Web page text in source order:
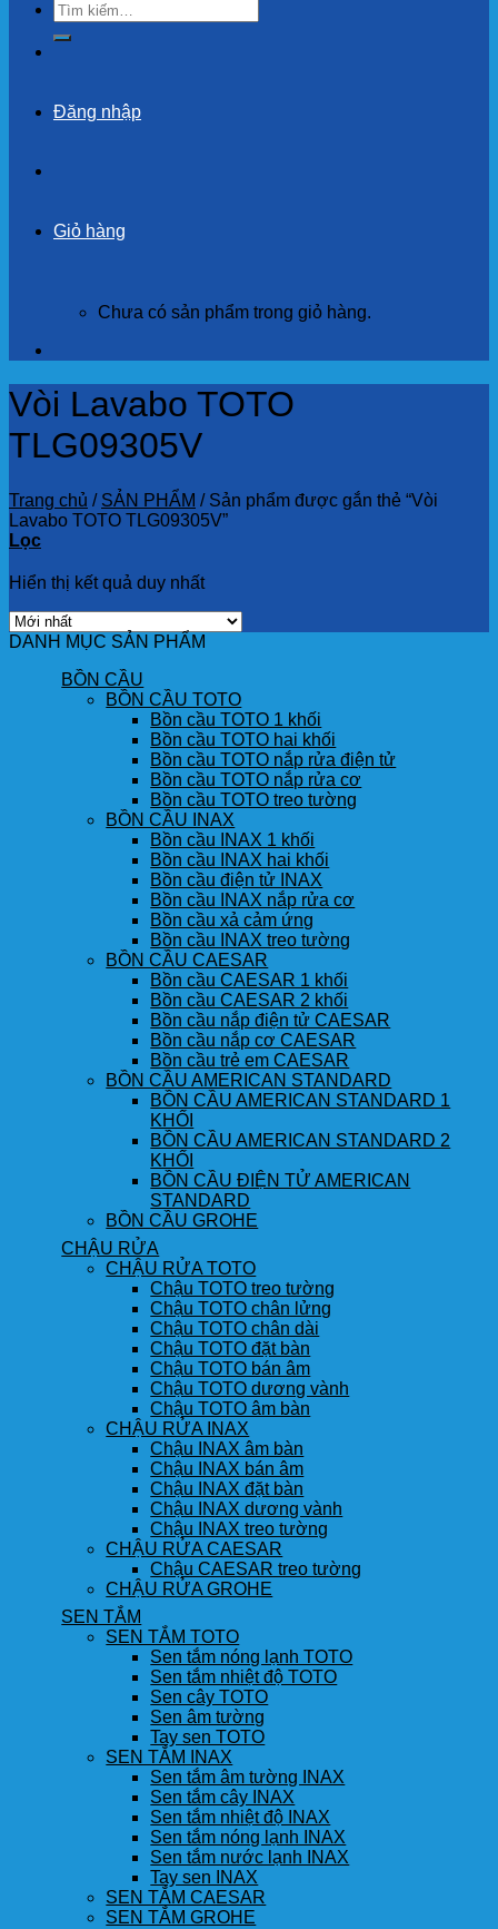
Tìm
kiếm:
Đăng nhập
Giỏ hàng
Chưa có sản phẩm trong giỏ hàng.
Vòi Lavabo TOTO
TLG09305V
Trang chủ / SẢN PHẨM /Sản phẩm được gắn thẻ “Vòi
Lavabo TOTO TLG09305V”
Lọc
Hiển thị kết quả duy nhất
DANH MỤC SẢN PHẨM
BỒN CẦU
BỒN CẦU TOTO
Bồn cầu TOTO 1 khối
Bồn cầu TOTO hai khối
Bồn cầu TOTO nắp rửa điện tử
Bồn cầu TOTO nắp rửa cơ
Bồn cầu TOTO treo tường
BỒN CẦU INAX
Bồn cầu INAX 1 khối
Bồn cầu INAX hai khối
Bồn cầu điện tử INAX
Bồn cầu INAX nắp rửa cơ
Bồn cầu xả cảm ứng
Bồn cầu INAX treo tường
BỒN CẦU CAESAR
Bồn cầu CAESAR 1 khối
Bồn cầu CAESAR 2 khối
Bồn cầu nắp điện tử CAESAR
Bồn cầu nắp cơ CAESAR
Bồn cầu trẻ em CAESAR
BỒN CẦU AMERICAN STANDARD
BỒN CẦU AMERICAN STANDARD 1
KHỐI
BỒN CẦU AMERICAN STANDARD 2
KHỐI
BỒN CẦU ĐIỆN TỬ AMERICAN
STANDARD
BỒN CẦU GROHE
CHẬU RỬA
CHẬU RỬA TOTO
Chậu TOTO treo tường
Chậu TOTO chân lửng
Chậu TOTO chân dài
Chậu TOTO đặt bàn
Chậu TOTO bán âm
Chậu TOTO dương vành
Chậu TOTO âm bàn
CHẬU RỬA INAX
Chậu INAX âm bàn
Chậu INAX bán âm
Chậu INAX đặt bàn
Chậu INAX dương vành
Chậu INAX treo tường
CHẬU RỬA CAESAR
Chậu CAESAR treo tường
CHẬU RỬA GROHE
SEN TẮM
SEN TẮM TOTO
Sen tắm nóng lạnh TOTO
Sen tắm nhiệt độ TOTO
Sen cây TOTO
Sen âm tường
Tay sen TOTO
SEN TẮM INAX
Sen tắm âm tường INAX
Sen tắm cây INAX
Sen tắm nhiệt độ INAX
Sen tắm nóng lạnh INAX
Sen tắm nước lạnh INAX
Tay sen INAX
SEN TẮM CAESAR
SEN TẮM GROHE